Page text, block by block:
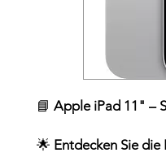
📘 Apple iPad 11" –
🌟 Entdecken Sie die